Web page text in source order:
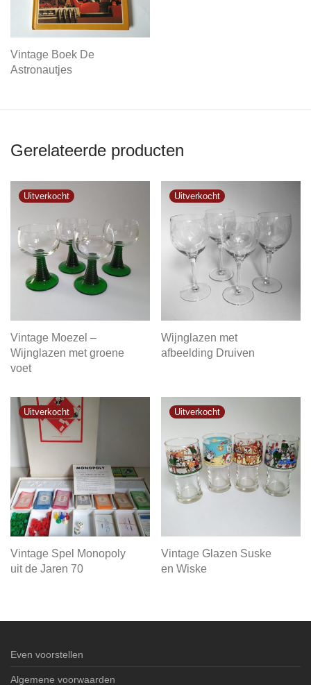
Vintage Boek De
Astronautjes
Gerelateerde producten
Vintage Moezel –
Wijnglazen met groene
voet
Wijnglazen met
afbeelding Druiven
Vintage Spel Monopoly
uit de Jaren 70
Vintage Glazen Suske
en Wiske
Even voorstellen
Algemene voorwaarden